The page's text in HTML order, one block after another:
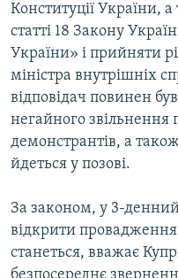
Конституції України,
статті 18 Закону
України» і прийняти
міністра внутрішніх
відповідач повинен
негайного
демонстрантів, а
йдеться у позові.
За законом, у 3-денний
відкрити
станеться, вважає